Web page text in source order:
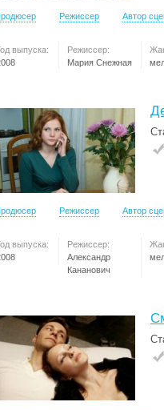
Режиссер Автор
выпуска:
Режиссер:
Мария Снежная
Режиссер Автор
выпуска:
Режиссер:
Александр
Кананович